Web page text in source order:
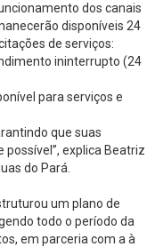
dos canais
disponíveis 24
de serviços:
ininterrupto (24
para serviços e
que suas
explica Beatriz
do Pará.
um plano de
todo o período da
em parceria com a à